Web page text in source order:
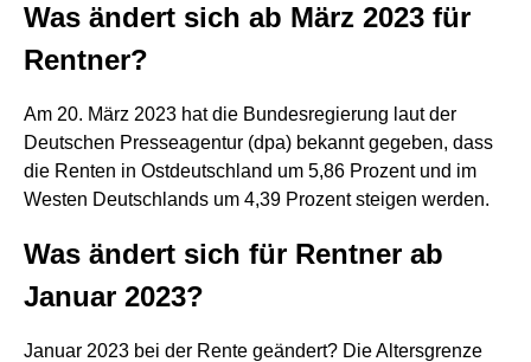
Was ändert sich ab März 2023 für
Rentner?
Am 20. März 2023 hat die Bundesregierung laut der
Deutschen Presseagentur (dpa) bekannt gegeben, dass
die Renten in Ostdeutschland um 5,86 Prozent und im
Westen Deutschlands um 4,39 Prozent steigen werden.
Was ändert sich für Rentner ab
Januar 2023?
Januar 2023 bei der Rente geändert? Die Altersgrenze